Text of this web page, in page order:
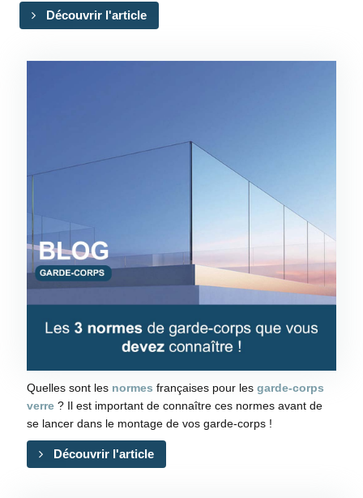
Découvrir l'article
Quelles sont les normes françaises pour les garde-corps
verre ? Il est important de connaître ces normes avant de
se lancer dans le montage de vos garde-corps !
Découvrir l'article